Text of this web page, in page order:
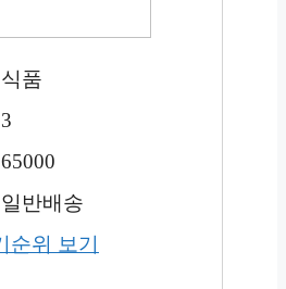
품
반배송
순위 보기